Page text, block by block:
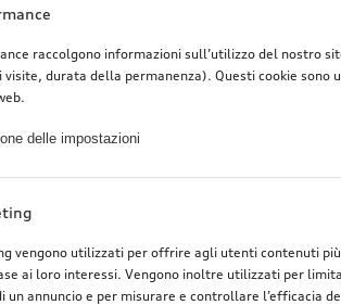
raccolgono informazioni sull’utilizzo del nostro
visite, durata della permanenza). Questi cookie sono
delle impostazioni
vengono utilizzati per offrire agli utenti contenuti
ai loro interessi. Vengono inoltre utilizzati per
un annuncio e per misurare e controllare l’efficacia